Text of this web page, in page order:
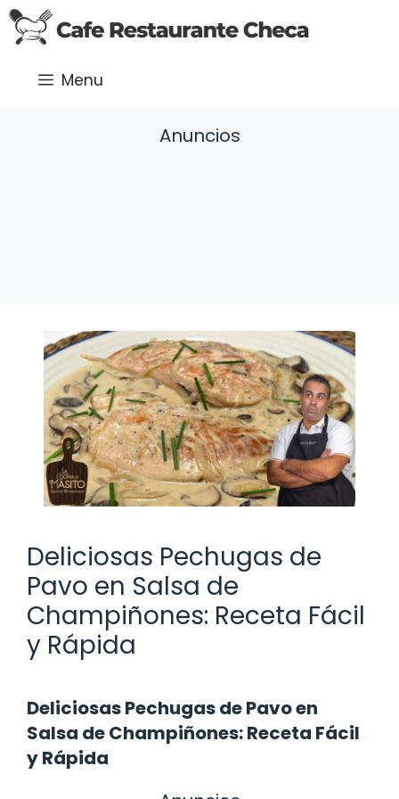
Saltar
al
Menu
Anuncios
Deliciosas Pechugas de
Pavo en Salsa de
Champiñones: Receta Fácil
y Rápida
Deliciosas Pechugas de Pavo en
Salsa de Champiñones: Receta Fácil
y Rápida